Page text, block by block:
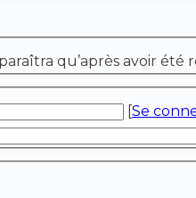
qu’après avoir été
[Se